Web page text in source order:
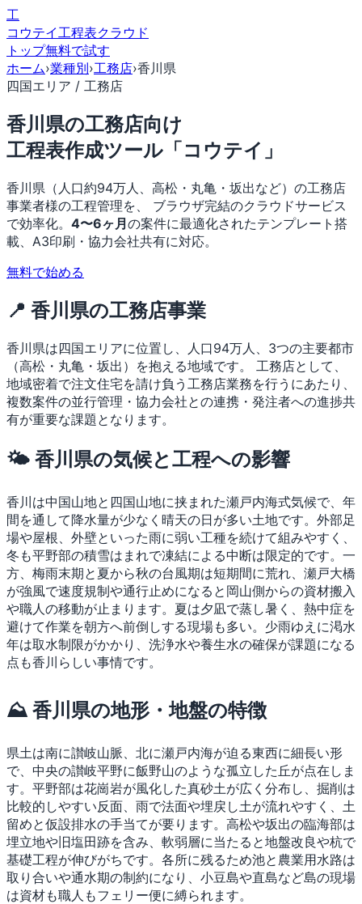
工
コウテイ工程表クラウド
トップ無料で試す
ホーム›業種別›工務店›香川県
四国エリア / 工務店
香川県の工務店向け
工程表作成ツール「コウテイ」
香川県（人口約94万人、高松・丸亀・坂出など）の工務店
事業者様の工程管理を、 ブラウザ完結のクラウドサービス
で効率化。 4〜6ヶ月の案件に最適化されたテンプレート搭
載、A3印刷・協力会社共有に対応。
無料で始める
📍 香川県の工務店事業
香川県は四国エリアに位置し、人口94万人、3つの主要都市
（高松・丸亀・坂出）を抱える地域です。 工務店として、
地域密着で注文住宅を請け負う工務店業務を行うにあたり、
複数案件の並行管理・協力会社との連携・発注者への進捗共
有が重要な課題となります。
🌤 香川県の気候と工程への影響
香川は中国山地と四国山地に挟まれた瀬戸内海式気候で、年
間を通して降水量が少なく晴天の日が多い土地です。外部足
場や屋根、外壁といった雨に弱い工種を続けて組みやすく、
冬も平野部の積雪はまれで凍結による中断は限定的です。一
方、梅雨末期と夏から秋の台風期は短期間に荒れ、瀬戸大橋
が強風で速度規制や通行止めになると岡山側からの資材搬入
や職人の移動が止まります。夏は夕凪で蒸し暑く、熱中症を
避けて作業を朝方へ前倒しする現場も多い。少雨ゆえに渇水
年は取水制限がかかり、洗浄水や養生水の確保が課題になる
点も香川らしい事情です。
⛰ 香川県の地形・地盤の特徴
県土は南に讃岐山脈、北に瀬戸内海が迫る東西に細長い形
で、中央の讃岐平野に飯野山のような孤立した丘が点在しま
す。平野部は花崗岩が風化した真砂土が広く分布し、掘削は
比較的しやすい反面、雨で法面や埋戻し土が流れやすく、土
留めと仮設排水の手当てが要ります。高松や坂出の臨海部は
埋立地や旧塩田跡を含み、軟弱層に当たると地盤改良や杭で
基礎工程が伸びがちです。各所に残るため池と農業用水路は
取り合いや通水期の制約になり、小豆島や直島など島の現場
は資材も職人もフェリー便に縛られます。